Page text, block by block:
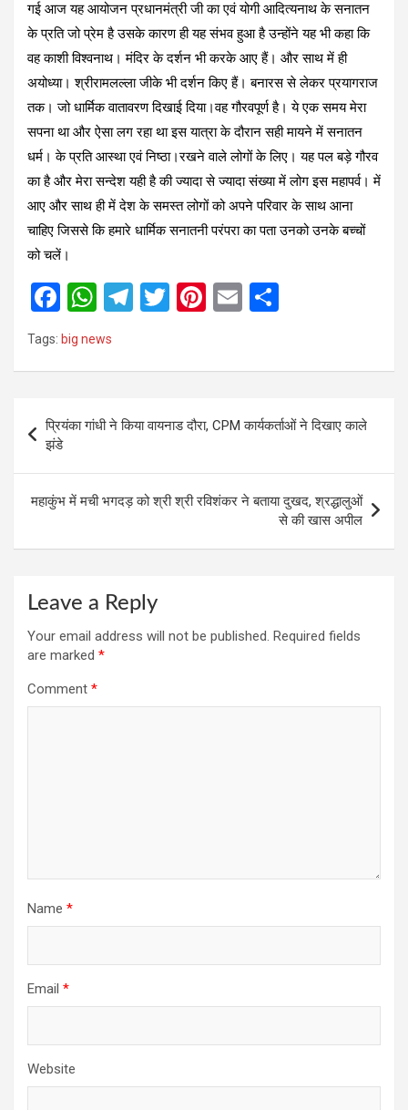
गई आज यह आयोजन प्रधानमंत्री जी का एवं योगी आदित्यनाथ के सनातन
के प्रति जो प्रेम है उसके कारण ही यह संभव हुआ है उन्होंने यह भी कहा कि
वह काशी विश्वनाथ। मंदिर के दर्शन भी करके आए हैं। और साथ में ही
अयोध्या। श्रीरामलल्ला जीके भी दर्शन किए हैं। बनारस से लेकर प्रयागराज
तक। जो धार्मिक वातावरण दिखाई दिया।वह गौरवपूर्ण है। ये एक समय मेरा
सपना था और ऐसा लग रहा था इस यात्रा के दौरान सही मायने में सनातन
धर्म। के प्रति आस्था एवं निष्ठा।रखने वाले लोगों के लिए। यह पल बड़े गौरव
का है और मेरा सन्देश यही है की ज्यादा से ज्यादा संख्या में लोग इस महापर्व। में
आए और साथ ही में देश के समस्त लोगों को अपने परिवार के साथ आना
चाहिए जिससे कि हमारे धार्मिक सनातनी परंपरा का पता उनको उनके बच्चों
को चलें।
F
a
ce
o
o
k
W
at
A
p
T
a
T
Pi
t
E
Tags: big news
navigation
प्रियंका गांधी ने किया वायनाड दौरा, CPM कार्यकर्ताओं ने दिखाए काले
झंडे
महाकुंभ में मची भगदड़ को श्री श्री रविशंकर ने बताया दुखद, श्रद्धालुओं
से की खास अपील
Leave a Reply
Your email address will not be published. Required fields
are marked *
Comment *
Name *
Email *
Website